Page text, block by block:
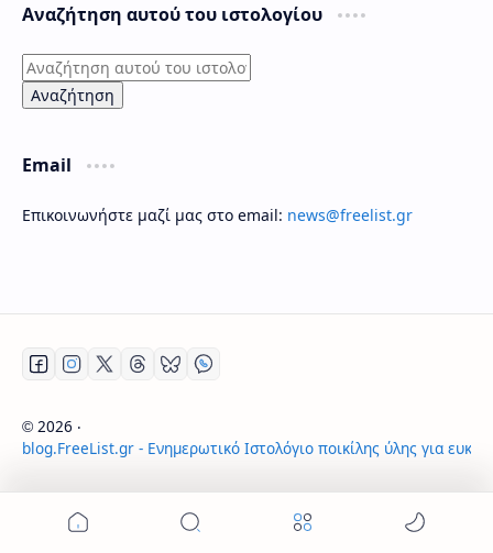
Αναζήτηση αυτού του ιστολογίου
Email
Επικοινωνήστε μαζί μας στο email: news@freelist.gr
© 2026 ‧
blog.FreeList.gr - Ενημερωτικό Ιστολόγιο ποικίλης ύλης για